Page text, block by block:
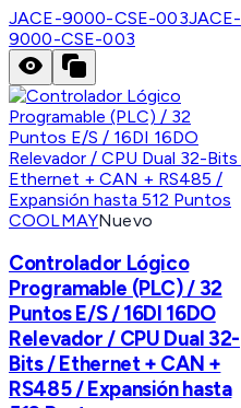
JACE-9000-CSE-003JACE-
9000-CSE-003
COOLMAYNuevo
Controlador Lógico
Programable (PLC) / 32
Puntos E/S / 16DI 16DO
Relevador / CPU Dual 32-
Bits / Ethernet + CAN +
RS485 / Expansión hasta